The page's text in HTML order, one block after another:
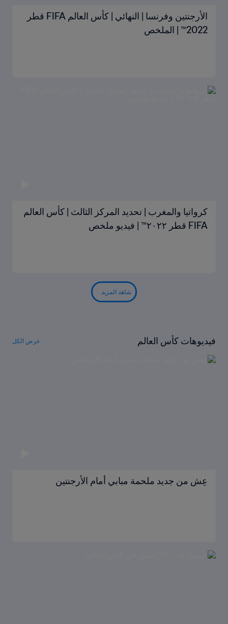
الأرجنتين وفرنسا | النهائي | كأس العالم FIFA قطر
2022™ | الملخص
كرواتيا والمغرب | تحديد المركز الثالث | كأس العالم
FIFA قطر ٢٠٢٢™ | فيديو ملخص
شاهد المزيد
فيديوهات كأس العالم عرض الكل
عِش من جديد ملحمة مبابي أمام الأرجنتين